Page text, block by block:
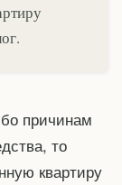
причинам
то
квартиру